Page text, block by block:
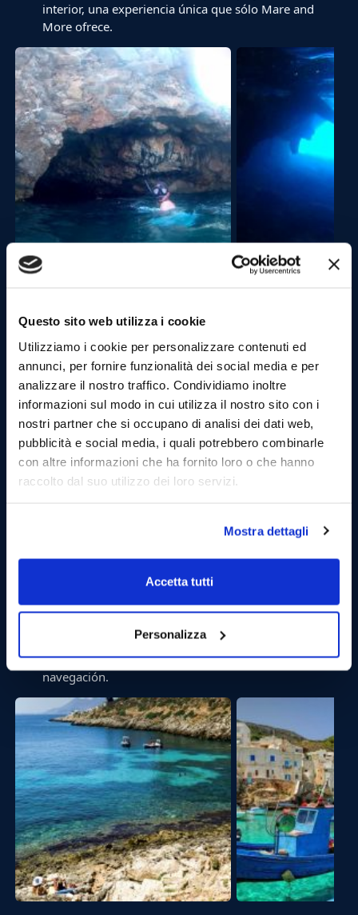
Questo sito web utilizza i cookie
Utilizziamo i cookie per personalizzare contenuti ed
annunci, per fornire funzionalità dei social media e per
analizzare il nostro traffico. Condividiamo inoltre
informazioni sul modo in cui utilizza il nostro sito con i
nostri partner che si occupano di analisi dei dati web,
pubblicità e social media, i quali potrebbero combinarle
con altre informazioni che ha fornito loro o che hanno
raccolto dal suo utilizzo dei loro servizi.
Mostra dettagli
Accetta tutti
Personalizza
interior, una experiencia única que sólo Mare and
More ofrece.
13.30 Navegación hacia el puerto de Favignana y
Una vez Llegados al puerto de Favignana, se podrás
dar una vuelta por las calles de la isla.
alejamos de Favignana en dirección de Levanzo. La
llegada está prevista después de unos 20 minutos de
navegación.